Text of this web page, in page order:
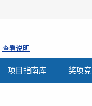
查看说明
项目指南库 奖项